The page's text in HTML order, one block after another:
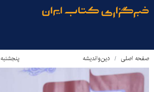
صفحه اصلی دین‌واندیشه پنجشنبه ۲۸ اردیبهشت ۱۴۰۲ - ۱۶:۲۱